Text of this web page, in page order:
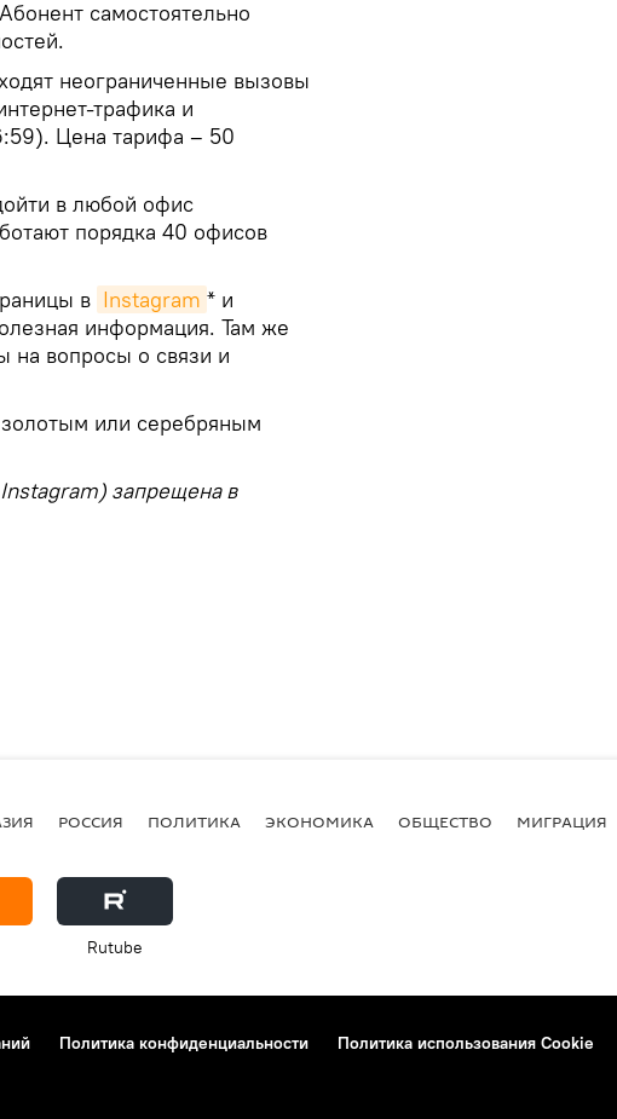
самостоятельно
неограниченные вызовы
трафика и
Цена тарифа – 50
в любой офис
порядка 40 офисов
в Instagram * и
информация. Там же
на вопросы о связи и
или серебряным
запрещена в
РОССИЯ ПОЛИТИКА ЭКОНОМИКА ОБЩЕСТВО МИГРАЦИЯ
Rutube
Политика конфиденциальности
Политика использования Cookie